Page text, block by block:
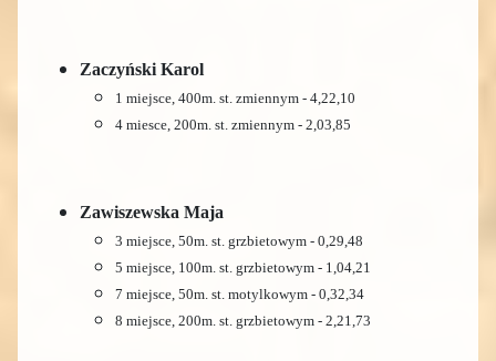
Zaczyński Karol
1 miejsce, 400m. st. zmiennym - 4,22,10
4 miesce, 200m. st. zmiennym - 2,03,85
Zawiszewska Maja
3 miejsce, 50m. st. grzbietowym - 0,29,48
5 miejsce, 100m. st. grzbietowym - 1,04,21
7 miejsce, 50m. st. motylkowym - 0,32,34
8 miejsce, 200m. st. grzbietowym - 2,21,73